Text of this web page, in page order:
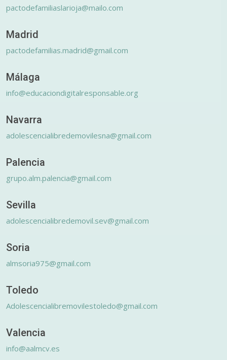
pactodefamiliaslarioja@mailo.com
Madrid
pactodefamilias.madrid@gmail.com
Málaga
info@educaciondigitalresponsable.org
Navarra
adolescencialibredemovilesna@gmail.com
Palencia
grupo.alm.palencia@gmail.com
Sevilla
adolescencialibredemovil.sev@gmail.com
Soria
almsoria975@gmail.com
Toledo
Adolescencialibremovilestoledo@gmail.com
Valencia
info@aalmcv.es